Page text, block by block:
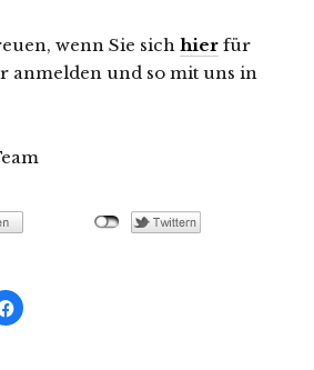
wenn Sie sich hier für
anmelden und so mit uns in
Klick,
um